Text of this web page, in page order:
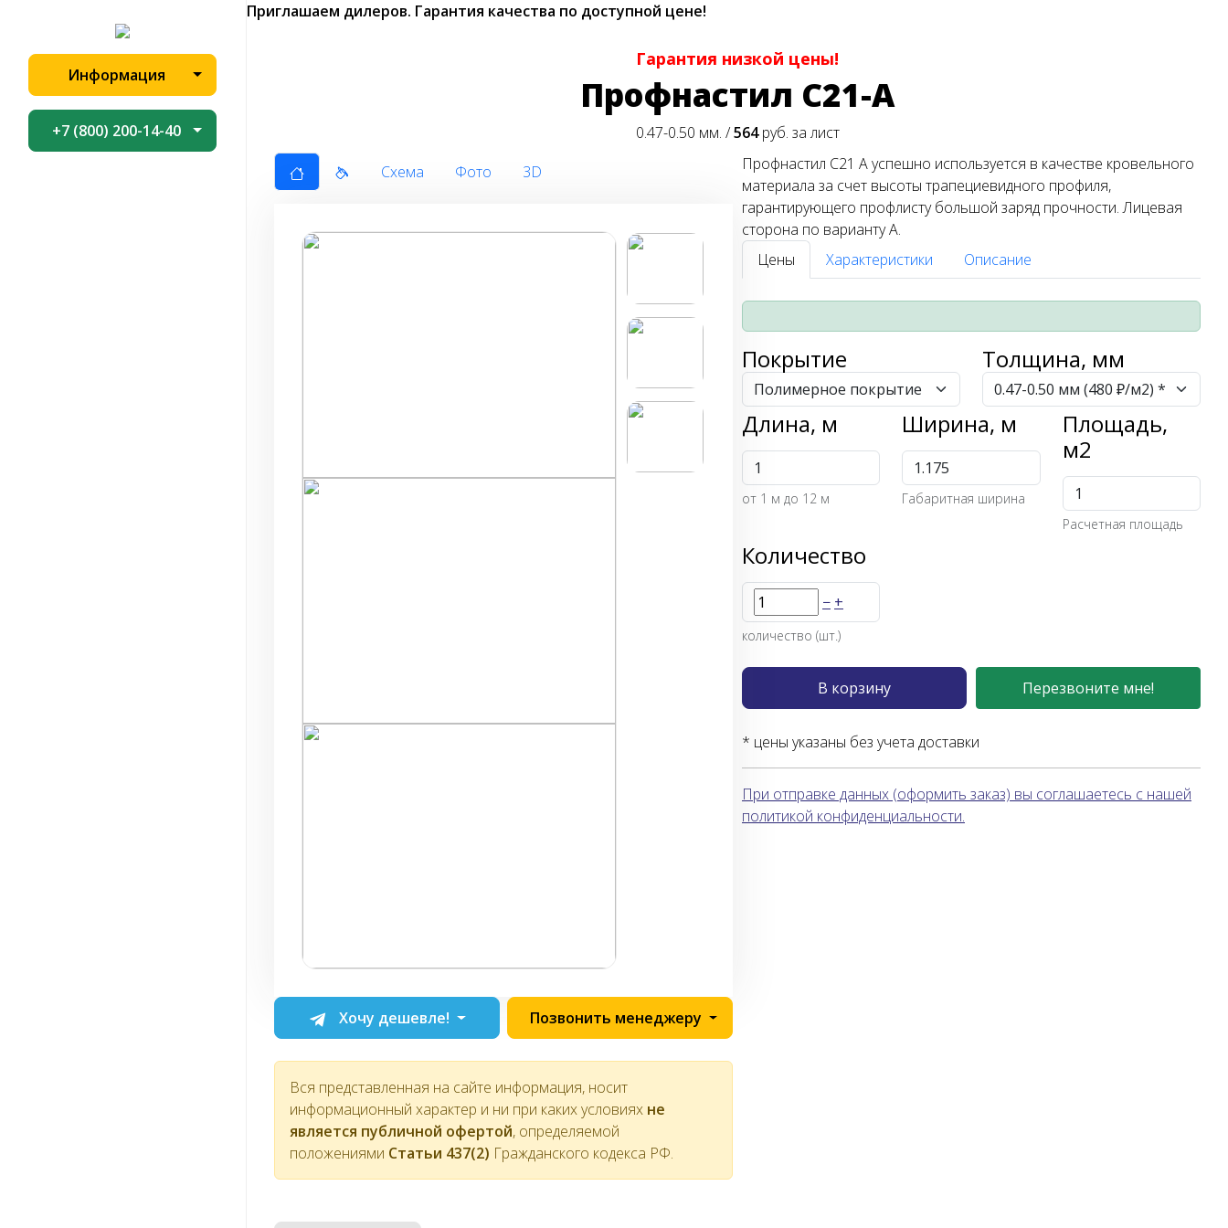
Приглашаем дилеров. Гарантия качества по доступной цене!
Информация
+7 (800) 200-14-40
Гарантия низкой цены!
Профнастил С21-А
0.47-0.50 мм. /564руб. за лист
Схема
Фото 3D
Хочу дешевле! Позвонить менеджеру
Вся представленная на сайте информация, носит
информационный характер и ни при каких условиях не
является публичной офертой, определяемой
положениями Статьи 437(2) Гражданского кодекса РФ.
Профнастил С21 A успешно используется в качестве кровельного
материала за счет высоты трапециевидного профиля,
гарантирующего профлисту большой заряд прочности. Лицевая
сторона по варианту А.
Цены
Характеристики Описание
Покрытие Толщина, мм
Длина, м
от 1 м до 12 м
Ширина, м
Габаритная ширина
Площадь,
м2
Расчетная площадь
Количество
− +
количество (шт.)
В корзину Перезвоните мне!
* цены указаны без учета доставки
При отправке данных (оформить заказ) вы соглашаетесь с нашей
политикой конфиденциальности.